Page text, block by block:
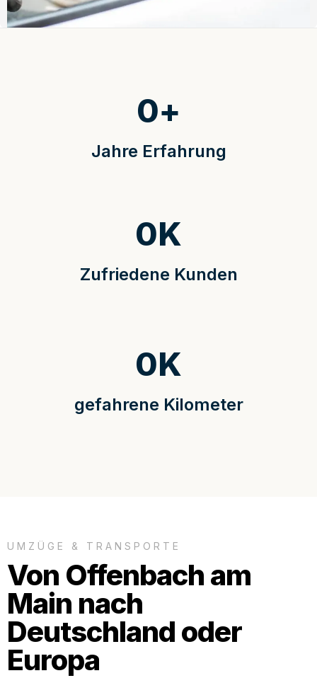
Jahre Erfahrung
0+
Zufriedene Kunden
0K
gefahrene Kilometer
0K
UMZÜGE & TRANSPORTE
Von Offenbach am
Main nach
Deutschland oder
Europa